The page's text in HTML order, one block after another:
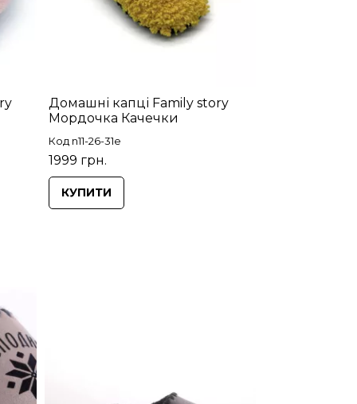
Домашні капці Family story
Мордочка Качечки
Код n11-26-31e
1999 грн.
КУПИТИ